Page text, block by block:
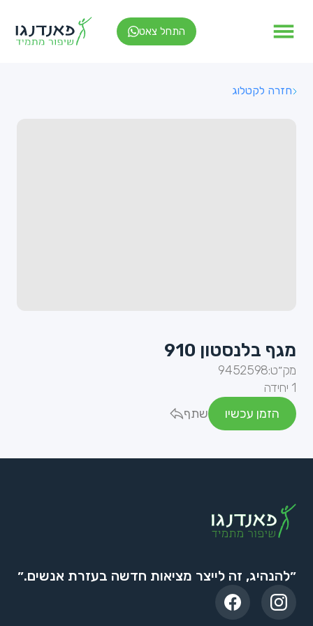
התחל צאט
חזרה לקטלוג
מגף בלנסטון 910
מק״ט:9452598
1 יחידה
הזמן עכשיו
שתף
״להנהיג, זה לייצר מציאות חדשה בעזרת אנשים.״